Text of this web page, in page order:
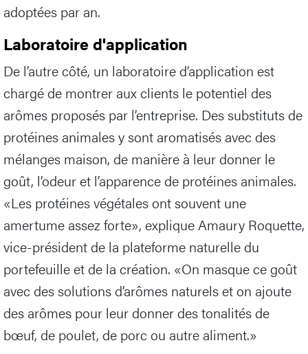
adoptées par an.
Laboratoire d'application
De l’autre côté, un laboratoire d’application est
chargé de montrer aux clients le potentiel des
arômes proposés par l’entreprise. Des substituts de
protéines animales y sont aromatisés avec des
mélanges maison, de manière à leur donner le
goût, l’odeur et l’apparence de protéines animales.
«Les protéines végétales ont souvent une
amertume assez forte», explique Amaury Roquette,
vice-président de la plateforme naturelle du
portefeuille et de la création. «On masque ce goût
avec des solutions d’arômes naturels et on ajoute
des arômes pour leur donner des tonalités de
bœuf, de poulet, de porc ou autre aliment.»